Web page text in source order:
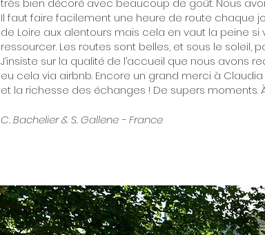
très bien décoré avec beaucoup de goût. Nous
Il faut faire facilement une heure de route chaque
de Loire aux alentours mais cela en vaut la peine
ressourcer. Les routes sont belles, et sous le soleil,
J’insiste sur la qualité de l’accueil que nous avons
eu cela via airbnb. Encore un grand merci à
et la richesse des échanges ! De supers moments.
C. Bachelier & S. Gallene - France